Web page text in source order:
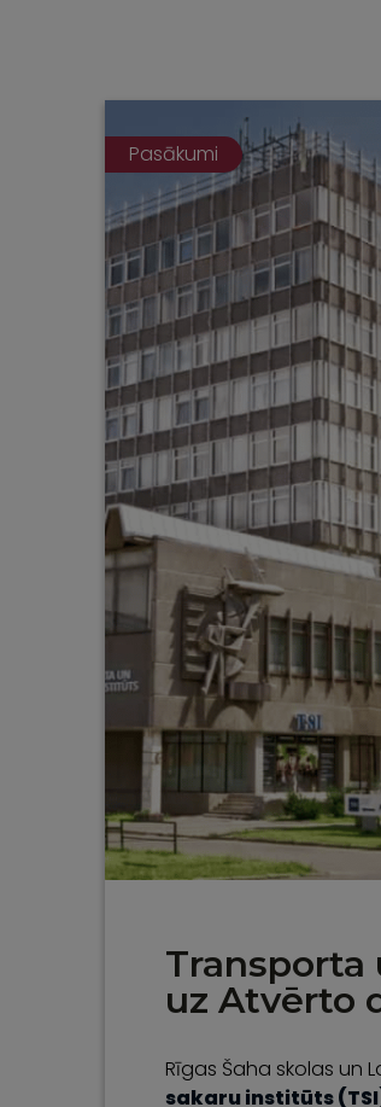
Pasākumi
uz Atvērto
Rīgas Šaha skolas un
sakaru institūts